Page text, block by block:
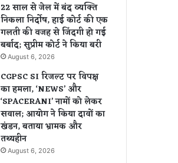
22 साल से जेल में बंद व्यक्ति
निकला निर्दोष, हाई कोर्ट की एक
गलती की वजह से जिंदगी हो गई
बर्बाद; सुप्रीम कोर्ट ने किया बरी
August 6, 2026
CGPSC SI रिजल्ट पर विपक्ष
का हमला, ‘NEWS’ और
‘SPACERANI’ नामों को लेकर
सवाल; आयोग ने किया दावों का
खंडन, बताया भ्रामक और
तथ्यहीन
August 6, 2026